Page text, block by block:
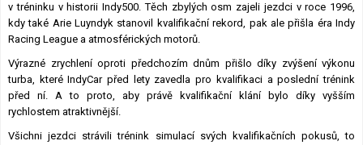
v tréninku v historii Indy500. Těch zbylých osm zajeli jezdci v roce 1996,
kdy také Arie Luyndyk stanovil kvalifikační rekord, pak ale přišla éra Indy
Racing League a atmosférických motorů.
Výrazné zrychlení oproti předchozím dnům přišlo díky zvýšení výkonu
turba, které IndyCar před lety zavedla pro kvalifikaci a poslední trénink
před ní. A to proto, aby právě kvalifikační klání bylo díky vyšším
rychlostem atraktivnější.
Všichni jezdci strávili trénink simulací svých kvalifikačních pokusů, to